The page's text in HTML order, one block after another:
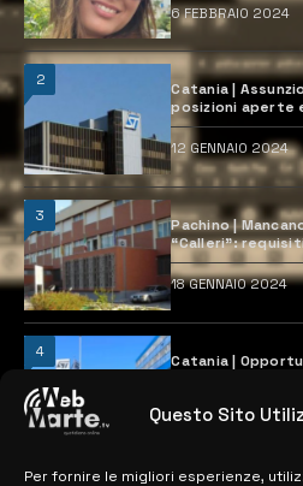
Questo Sito
Per fornire le migliori esperienze,
6 FEBBRAIO 2024
2
Catania |
posizioni aperte
12 GENNAIO 2024
3
Pachino |
“Calleri”:
18 GENNAIO 2024
4
Catania |
28 MARZO 2024